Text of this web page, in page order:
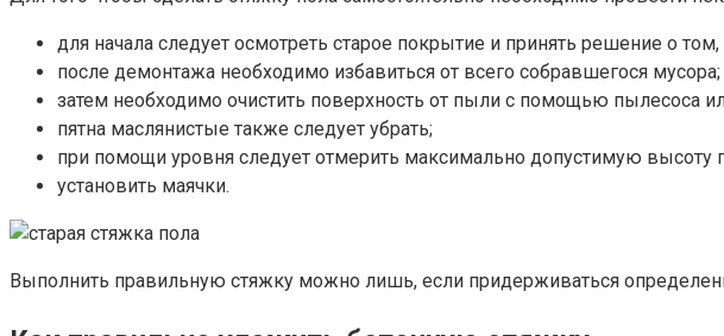
для начала следует осмотреть старое покрытие и принять решение о
после демонтажа необходимо избавиться от всего собравшегося мусора;
затем необходимо очистить поверхность от пыли с помощью пылесоса
пятна маслянистые также следует убрать;
при помощи уровня следует отмерить максимально допустимую высоту
установить маячки.
Выполнить правильную стяжку можно лишь, если придерживаться